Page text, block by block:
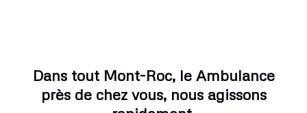
Dans tout Mont-Roc, le Ambulance
près de chez vous, nous agissons